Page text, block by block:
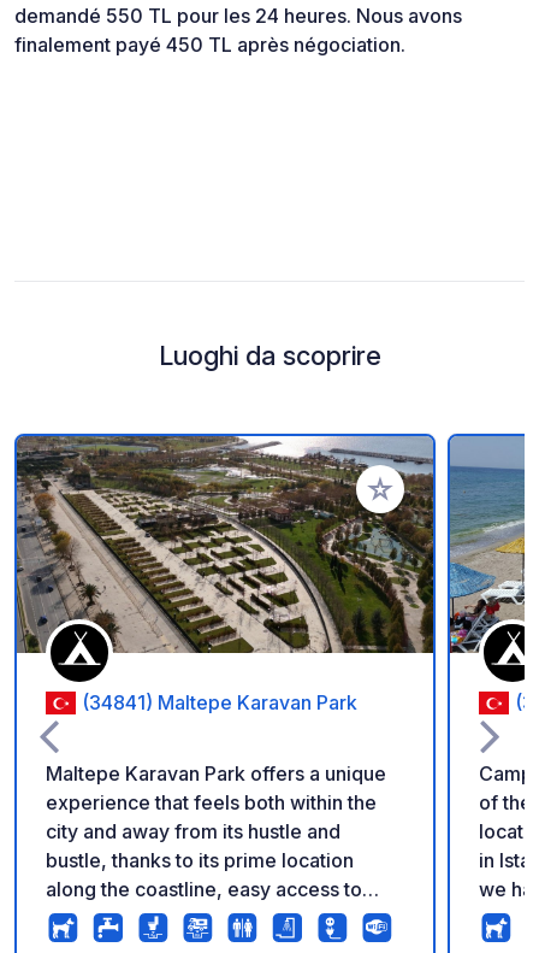
demandé 550 TL pour les 24 heures. Nous avons
finalement payé 450 TL après négociation.
Luoghi da scoprire
Aggiungi ai tuoi
(34841) Maltepe Karavan Park
Maltepe Karavan Park offers a unique
experience that feels both within the
city and away from its hustle and
bustle, thanks to its prime location
along the coastline, easy access to
public transportation, and surroundings
filled with scenic walking paths.
of the
in
we